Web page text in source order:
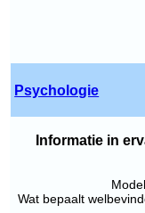
Psychologie
Informatie in
Wat bepaalt